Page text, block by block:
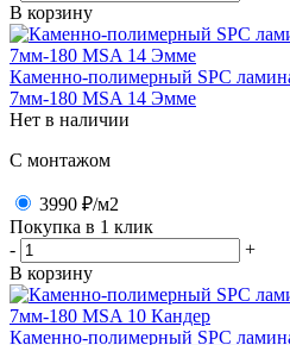
В корзину
Каменно-полимерный SPC
7мм-180 MSA 14 Эмме
Нет в наличии
C монтажом
3990 ₽/м2
Покупка в 1 клик
-
+
В корзину
Каменно-полимерный SPC